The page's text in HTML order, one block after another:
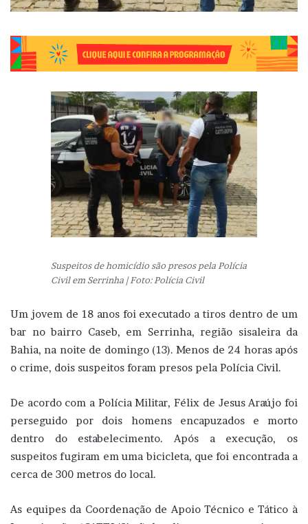
Suspeitos de homicídio são presos pela Polícia
Civil em Serrinha | Foto: Polícia Civil
Um jovem de 18 anos foi executado a tiros dentro de um
bar no bairro Caseb, em Serrinha, região sisaleira da
Bahia, na noite de domingo (13). Menos de 24 horas após
o crime, dois suspeitos foram presos pela Polícia Civil.
De acordo com a Polícia Militar, Félix de Jesus Araújo foi
perseguido por dois homens encapuzados e morto
dentro do estabelecimento. Após a execução, os
suspeitos fugiram em uma bicicleta, que foi encontrada a
cerca de 300 metros do local.
As equipes da Coordenação de Apoio Técnico e Tático à